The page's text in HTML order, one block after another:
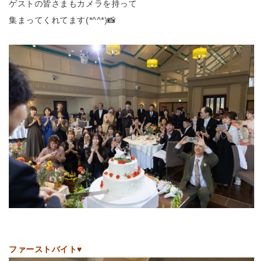
ゲストの皆さまもカメラを持って
集まってくれてます(*^^*)📸
ファーストバイト♥